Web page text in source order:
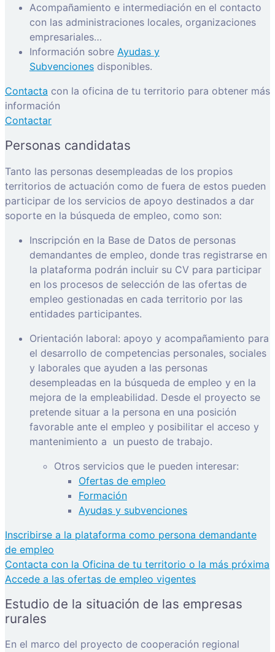
Acompañamiento e intermediación en el contacto
con las administraciones locales, organizaciones
empresariales…
Información sobre Ayudas y
Subvenciones disponibles.
Contacta con la oficina de tu territorio para obtener más
información
Contactar
Personas candidatas
Tanto las personas desempleadas de los propios
territorios de actuación como de fuera de estos pueden
participar de los servicios de apoyo destinados a dar
soporte en la búsqueda de empleo, como son:
Inscripción en la Base de Datos de personas
demandantes de empleo, donde tras registrarse en
la plataforma podrán incluir su CV para participar
en los procesos de selección de las ofertas de
empleo gestionadas en cada territorio por las
entidades participantes.
Orientación laboral: apoyo y acompañamiento para
el desarrollo de competencias personales, sociales
y laborales que ayuden a las personas
desempleadas en la búsqueda de empleo y en la
mejora de la empleabilidad. Desde el proyecto se
pretende situar a la persona en una posición
favorable ante el empleo y posibilitar el acceso y
mantenimiento a un puesto de trabajo.
Otros servicios que le pueden interesar:
Ofertas de empleo
Formación
Ayudas y subvenciones
Inscribirse a la plataforma como persona demandante
de empleo
Contacta con la Oficina de tu territorio o la más próxima
Accede a las ofertas de empleo vigentes
Estudio de la situación de las empresas
rurales
En el marco del proyecto de cooperación regional